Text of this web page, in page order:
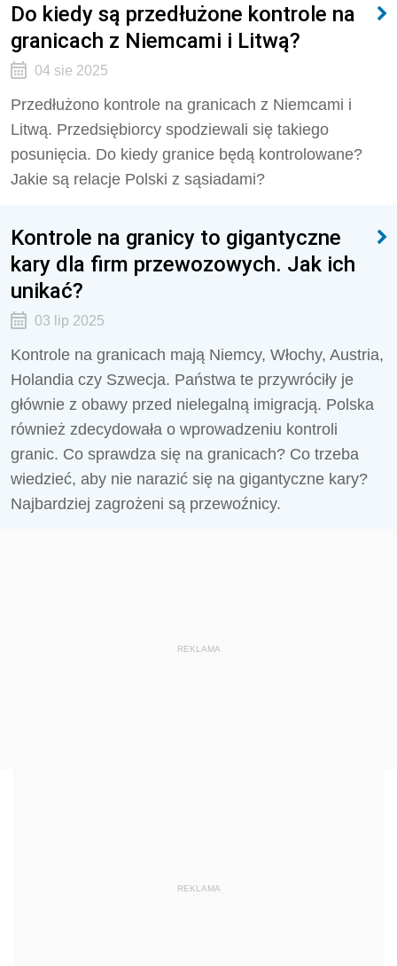
Do kiedy są przedłużone kontrole na
granicach z Niemcami i Litwą?
04 sie 2025
Przedłużono kontrole na granicach z Niemcami i
Litwą. Przedsiębiorcy spodziewali się takiego
posunięcia. Do kiedy granice będą kontrolowane?
Jakie są relacje Polski z sąsiadami?
Kontrole na granicy to gigantyczne
kary dla firm przewozowych. Jak ich
unikać?
03 lip 2025
Kontrole na granicach mają Niemcy, Włochy, Austria,
Holandia czy Szwecja. Państwa te przywróciły je
głównie z obawy przed nielegalną imigracją. Polska
również zdecydowała o wprowadzeniu kontroli
granic. Co sprawdza się na granicach? Co trzeba
wiedzieć, aby nie narazić się na gigantyczne kary?
Najbardziej zagrożeni są przewoźnicy.
REKLAMA
REKLAMA